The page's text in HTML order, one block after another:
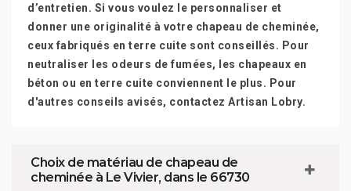
d’entretien. Si vous voulez le personnaliser et
donner une originalité à votre chapeau de cheminée,
ceux fabriqués en terre cuite sont conseillés. Pour
neutraliser les odeurs de fumées, les chapeaux en
béton ou en terre cuite conviennent le plus. Pour
d'autres conseils avisés, contactez Artisan Lobry.
Choix de matériau de chapeau de
cheminée à Le Vivier, dans le 66730